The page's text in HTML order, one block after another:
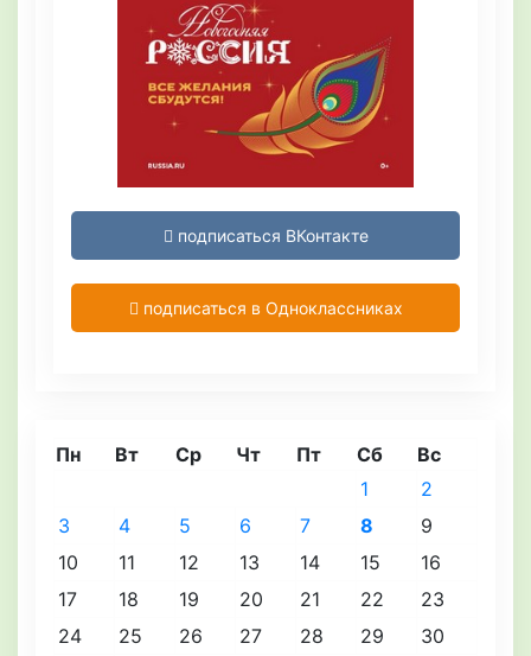
подписаться ВКонтакте
подписаться в Одноклассниках
Пн Вт Ср Чт Пт Сб
Вс
1
2
3
4 5 6 7 8
9
10
11 12 13 14 15
16
17
18 19 20 21 22
23
24
25 26 27 28 29 30